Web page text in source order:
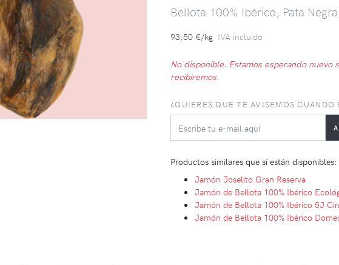
Bellota 100% Ibérico, Pata
93,50 €/kg IVA incluido
No disponible. Estamos esperando
recibiremos.
¿QUIERES QUE TE AVISEMOS CUANDO
Productos similares que sí están disponibles:
Jamón Joselito Gran Reserva
Jamón de Bellota 100% Ibérico
Jamón de Bellota 100% Ibérico 5J
Jamón de Bellota 100% Ibérico